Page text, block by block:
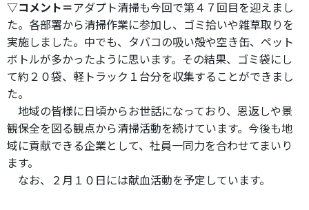
▽コメント＝アダプト清掃も今回で第４７回目を迎えまし
た。各部署から清掃作業に参加し、ゴミ拾いや雑草取りを
実施しました。中でも、タバコの吸い殻や空き缶、ペット
ボトルが多かったように思います。その結果、ゴミ袋にし
て約２０袋、軽トラック１台分を収集することができまし
た。
地域の皆様に日頃からお世話になっており、恩返しや景
観保全を図る観点から清掃活動を続けています。今後も地
域に貢献できる企業として、社員一同力を合わせてまいり
ます。
なお、２月１０日には献血活動を予定しています。